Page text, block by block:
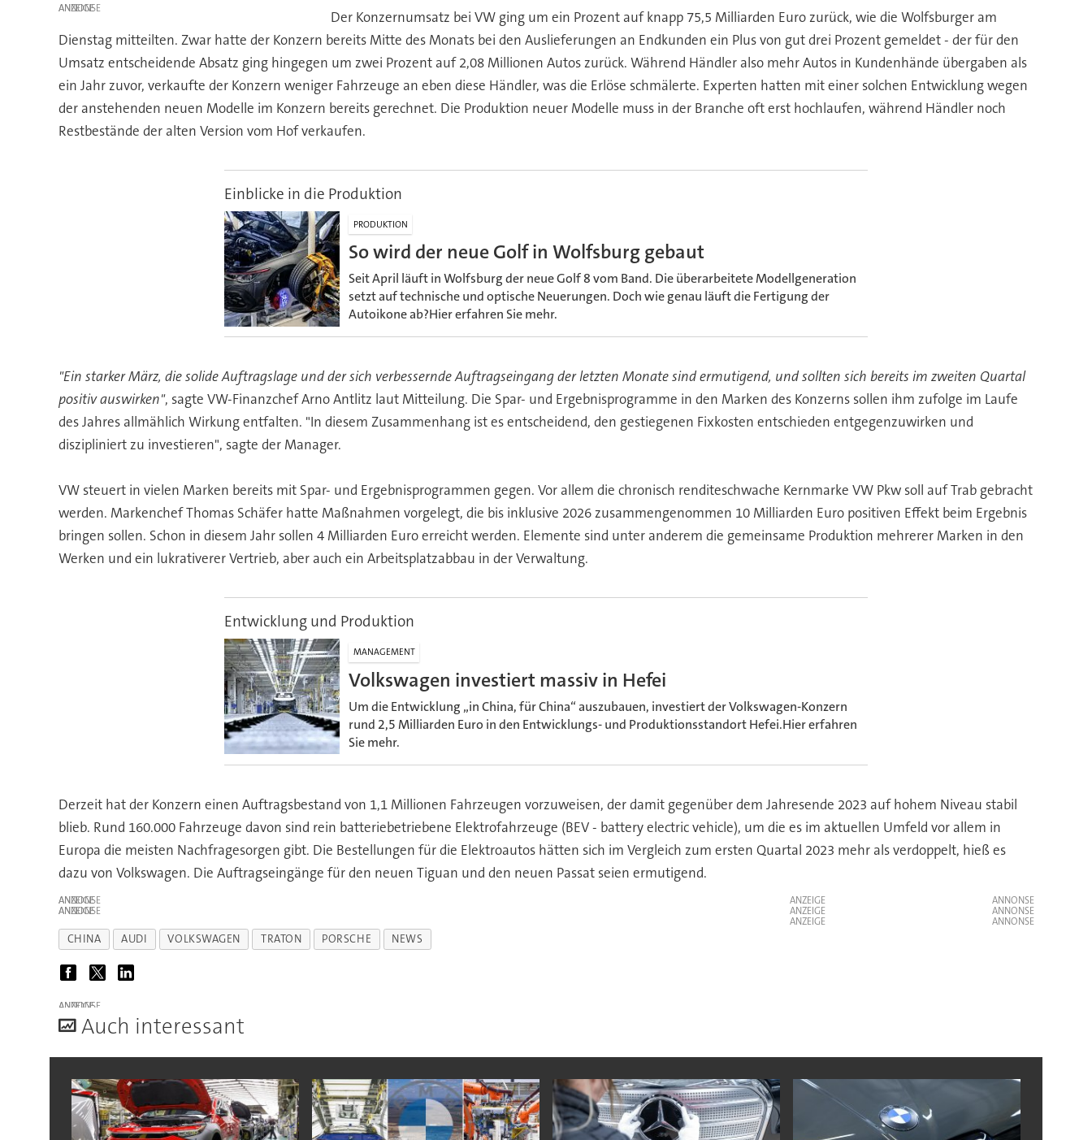
ANZEIGE
Der Konzernumsatz bei VW ging um ein Prozent auf knapp 75,5 Milliarden Euro zurück, wie die Wolfsburger am
Dienstag mitteilten. Zwar hatte der Konzern bereits Mitte des Monats bei den Auslieferungen an Endkunden ein Plus von gut drei Prozent gemeldet - der für den
Umsatz entscheidende Absatz ging hingegen um zwei Prozent auf 2,08 Millionen Autos zurück. Während Händler also mehr Autos in Kundenhände übergaben als
ein Jahr zuvor, verkaufte der Konzern weniger Fahrzeuge an eben diese Händler, was die Erlöse schmälerte. Experten hatten mit einer solchen Entwicklung wegen
der anstehenden neuen Modelle im Konzern bereits gerechnet. Die Produktion neuer Modelle muss in der Branche oft erst hochlaufen, während Händler noch
Restbestände der alten Version vom Hof verkaufen.
Einblicke in die Produktion
PRODUKTION
So wird der neue Golf in Wolfsburg gebaut
Seit April läuft in Wolfsburg der neue Golf 8 vom Band. Die überarbeitete Modellgeneration
setzt auf technische und optische Neuerungen. Doch wie genau läuft die Fertigung der
Autoikone ab?Hier erfahren Sie mehr.
"Ein starker März, die solide Auftragslage und der sich verbessernde Auftragseingang der letzten Monate sind ermutigend, und sollten sich bereits im zweiten Quartal
positiv auswirken", sagte VW-Finanzchef Arno Antlitz laut Mitteilung. Die Spar- und Ergebnisprogramme in den Marken des Konzerns sollen ihm zufolge im Laufe
des Jahres allmählich Wirkung entfalten. "In diesem Zusammenhang ist es entscheidend, den gestiegenen Fixkosten entschieden entgegenzuwirken und
diszipliniert zu investieren", sagte der Manager.
VW steuert in vielen Marken bereits mit Spar- und Ergebnisprogrammen gegen. Vor allem die chronisch renditeschwache Kernmarke VW Pkw soll auf Trab gebracht
werden. Markenchef Thomas Schäfer hatte Maßnahmen vorgelegt, die bis inklusive 2026 zusammengenommen 10 Milliarden Euro positiven Effekt beim Ergebnis
bringen sollen. Schon in diesem Jahr sollen 4 Milliarden Euro erreicht werden. Elemente sind unter anderem die gemeinsame Produktion mehrerer Marken in den
Werken und ein lukrativerer Vertrieb, aber auch ein Arbeitsplatzabbau in der Verwaltung.
Entwicklung und Produktion
MANAGEMENT
Volkswagen investiert massiv in Hefei
Um die Entwicklung „in China, für China“ auszubauen, investiert der Volkswagen-Konzern
rund 2,5 Milliarden Euro in den Entwicklungs- und Produktionsstandort Hefei.Hier erfahren
Sie mehr.
Derzeit hat der Konzern einen Auftragsbestand von 1,1 Millionen Fahrzeugen vorzuweisen, der damit gegenüber dem Jahresende 2023 auf hohem Niveau stabil
blieb. Rund 160.000 Fahrzeuge davon sind rein batteriebetriebene Elektrofahrzeuge (BEV - battery electric vehicle), um die es im aktuellen Umfeld vor allem in
Europa die meisten Nachfragesorgen gibt. Die Bestellungen für die Elektroautos hätten sich im Vergleich zum ersten Quartal 2023 mehr als verdoppelt, hieß es
dazu von Volkswagen. Die Auftragseingänge für den neuen Tiguan und den neuen Passat seien ermutigend.
ANZEIGE
ANZEIGE
ANZEIGE
ANZEIGE
ANZEIGE
CHINA AUDI VOLKSWAGEN TRATON PORSCHE NEWS
ANZEIGE
Auch interessant